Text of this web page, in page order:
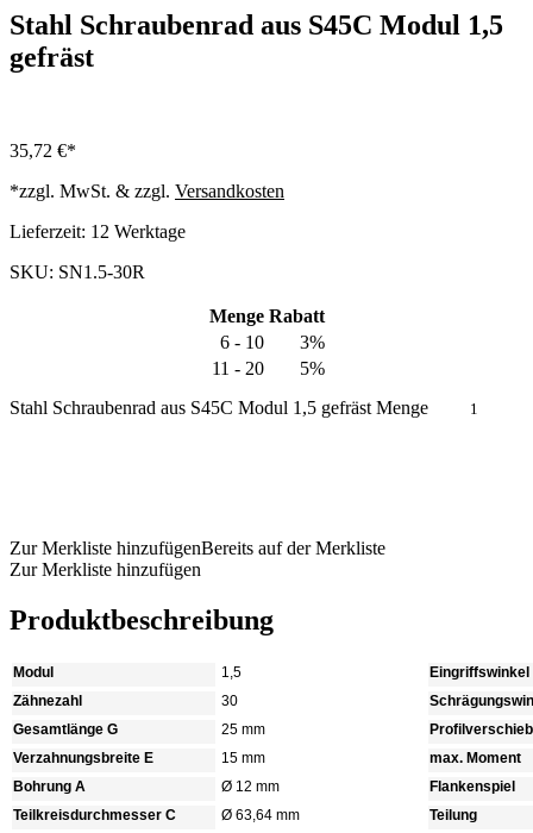
Stahl Schraubenrad aus S45C Modul 1,5
gefräst
35,72 €
*zzgl. MwSt. & zzgl. Versandkosten
Lieferzeit: 12 Werktage
SKU: SN1.5-30R
Menge Rabatt
6 - 10
3%
11 - 20
5%
Stahl Schraubenrad aus S45C Modul 1,5 gefräst Menge
Zur Merkliste hinzufügenBereits auf der Merkliste
Zur Merkliste hinzufügen
Produktbeschreibung
Modul
1,5
Zähnezahl
30
Gesamtlänge G
25 mm
Verzahnungsbreite E
15 mm
Bohrung A
Ø 12 mm
Teilkreisdurchmesser C
Ø 63,64 mm
Eingriffswinkel
max. Moment
Flankenspiel
Teilung